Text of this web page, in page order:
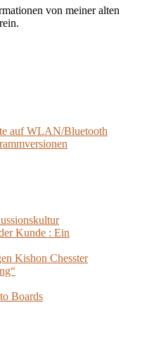
von meiner alten
auf WLAN/Bluetooth
Kunde : Ein
Kishon Chesster
Boards